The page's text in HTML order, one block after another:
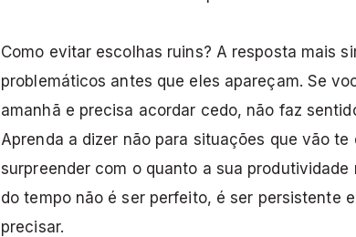
Como evitar escolhas ruins? A resposta mais
problemáticos antes que eles apareçam. Se
amanhã e precisa acordar cedo, não faz
Aprenda a dizer não para situações que vão
surpreender com o quanto a sua
do tempo não é ser perfeito, é ser persistente
precisar.